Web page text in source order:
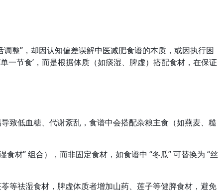
调整”，却因认知偏差误解中医减肥食谱的本质，或因执行困
一节食’，而是根据体质（如痰湿、脾虚）搭配食材，在保证
致低血糖、代谢紊乱，食谱中会搭配杂粮主食（如燕麦、糙
材” 组合），而非固定食材，如食谱中 “冬瓜” 可替换为 “丝
等祛湿食材，脾虚体质者增加山药、莲子等健脾食材，避免